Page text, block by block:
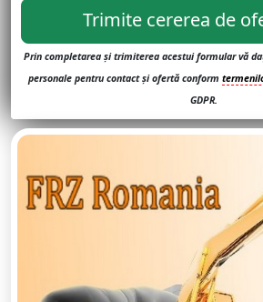
Trimite cererea de
Prin completarea și trimiterea acestui formular vă
personale pentru contact și ofertă conform
GDPR.